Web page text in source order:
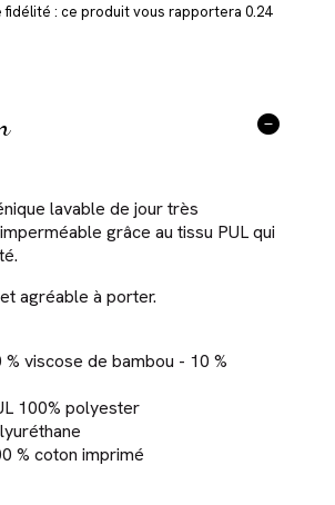
fidélité : ce produit vous rapportera 0.24
lavable de jour très
grâce au tissu PUL qui
agréable à porter.
viscose de bambou - 10 %
100% polyester
% coton imprimé